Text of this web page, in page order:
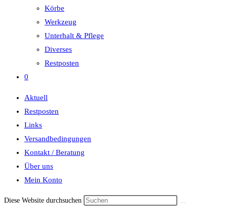
Körbe
Werkzeug
Unterhalt & Pflege
Diverses
Restposten
0
Aktuell
Restposten
Links
Versandbedingungen
Kontakt / Beratung
Über uns
Mein Konto
Diese Website durchsuchen